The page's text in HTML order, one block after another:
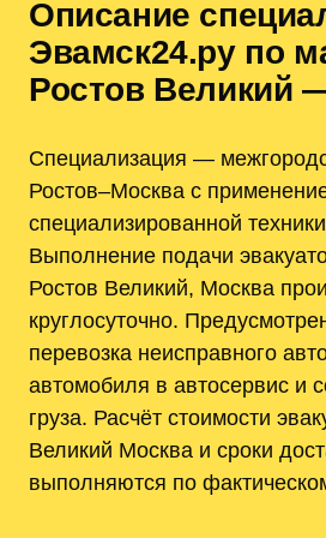
Описание
Эвамск24.ру по
Ростов Великий
Специализация —
Ростов–Москва с
специализированной
Выполнение подачи
Ростов Великий, Москва
круглосуточно.
перевозка неисправного
автомобиля в автосервис и
груза. Расчёт стоимости
Великий Москва и сроки
выполняются по